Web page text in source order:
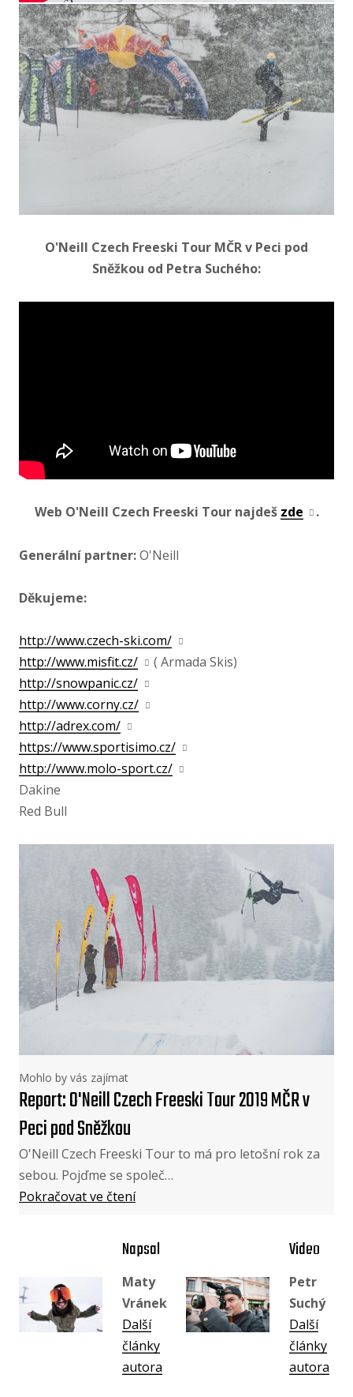
O'Neill Czech Freeski Tour MČR v Peci pod
Sněžkou od Petra Suchého:
Web O'Neill Czech Freeski Tour najdeš zde .
Generální partner:O'Neill
Děkujeme:
http://www.czech-ski.com/
http://www.misfit.cz/
( Armada Skis)
http://snowpanic.cz/
http://www.corny.cz/
http://adrex.com/
https://www.sportisimo.cz/
http://www.molo-sport.cz/
Dakine
Red Bull
Mohlo by vás zajímat
Report: O'Neill Czech Freeski Tour 2019 MČR v
Peci pod Sněžkou
O'Neill Czech Freeski Tour to má pro letošní rok za
sebou. Pojďme se společ…
Pokračovat ve čtení
Napsal
Maty
Vránek
Další
články
autora
Video
Petr
Suchý
Další
články
autora